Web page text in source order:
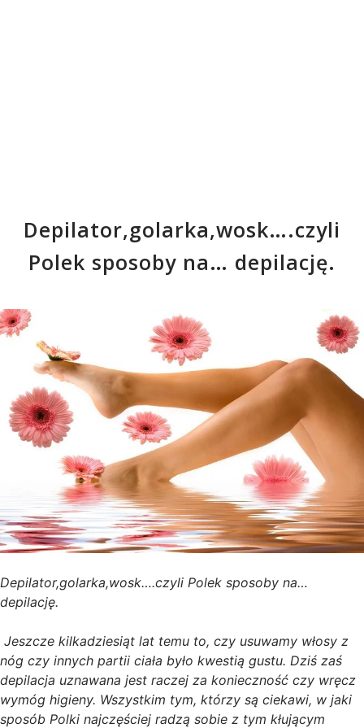
Depilator,golarka,wosk….czyli
Polek sposoby na… depilację.
Depilator,golarka,wosk….czyli Polek sposoby na…
depilację.
Jeszcze kilkadziesiąt lat temu to, czy usuwamy włosy z
nóg czy innych partii ciała było kwestią gustu. Dziś zaś
depilacja uznawana jest raczej za konieczność czy wręcz
wymóg higieny. Wszystkim tym, którzy są ciekawi, w jaki
sposób Polki najczęściej radzą sobie z tym kłującym